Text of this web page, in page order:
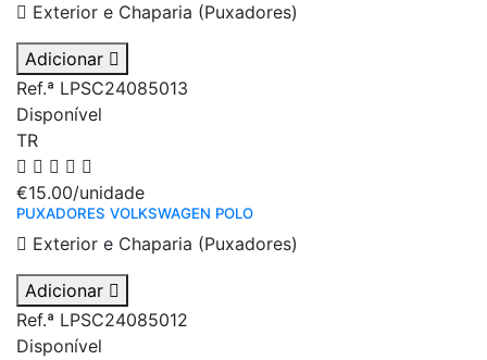
Exterior e Chaparia (Puxadores)
Adicionar
Ref.ª LPSC24085013
Disponível
TR
€15.00/unidade
PUXADORES VOLKSWAGEN POLO
Exterior e Chaparia (Puxadores)
Adicionar
Ref.ª LPSC24085012
Disponível